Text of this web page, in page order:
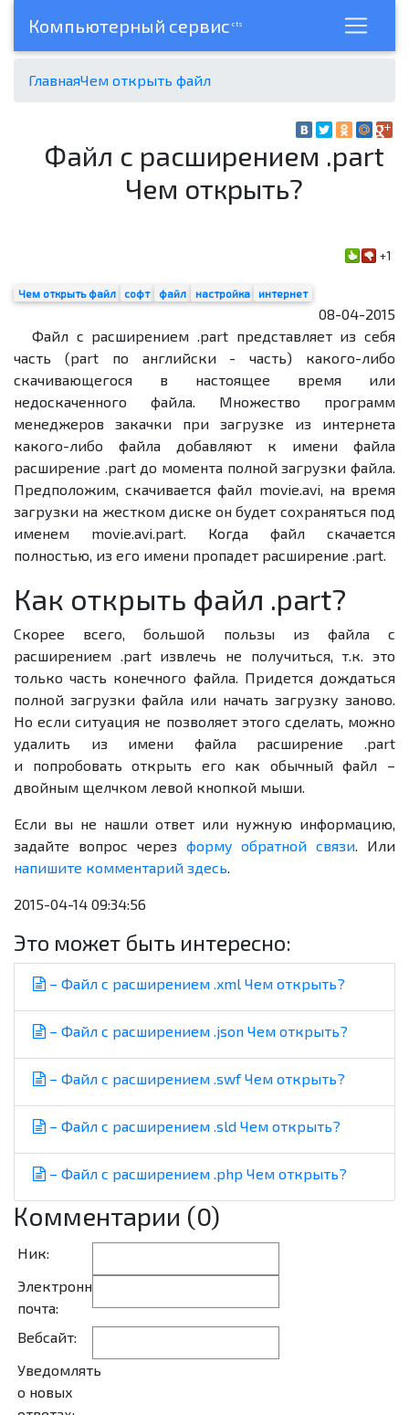
Компьютерный сервис cts
ГлавнаяЧем открыть файл
Файл с расширением .part
Чем открыть?
+1
Чем открыть файл софт файл настройка интернет
08-04-2015
Файл с расширением .part представляет из себя
часть (part по английски - часть) какого-либо
скачивающегося в настоящее время или
недоскаченного файла. Множество программ
менеджеров закачки при загрузке из интернета
какого-либо файла добавляют к имени файла
расширение .part до момента полной загрузки файла.
Предположим, скачивается файл movie.avi, на время
загрузки на жестком диске он будет сохраняться под
именем movie.avi.part. Когда файл скачается
полностью, из его имени пропадет расширение .part.
Как открыть файл .part?
Скорее всего, большой пользы из файла с
расширением .part извлечь не получиться, т.к. это
только часть конечного файла. Придется дождаться
полной загрузки файла или начать загрузку заново.
Но если ситуация не позволяет этого сделать, можно
удалить из имени файла расширение .part
и попробовать открыть его как обычный файл –
двойным щелчком левой кнопкой мыши.
Если вы не нашли ответ или нужную информацию,
задайте вопрос через форму обратной связи. Или
напишите комментарий здесь.
2015-04-14 09:34:56
Это может быть интересно:
– Файл с расширением .xml Чем открыть?
– Файл с расширением .json Чем открыть?
– Файл с расширением .swf Чем открыть?
– Файл с расширением .sld Чем открыть?
– Файл с расширением .php Чем открыть?
Комментарии (0)
Ник:
Электронная
почта:
Вебсайт:
Уведомлять
о новых